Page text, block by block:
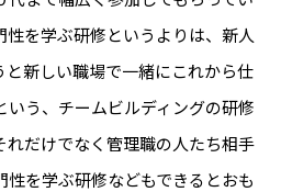
性を学ぶ研修というよりは、新人
と新しい職場で一緒にこれから仕
う、チームビルディングの研修
れだけでなく管理職の人たち相手
性を学ぶ研修などもできるとおも